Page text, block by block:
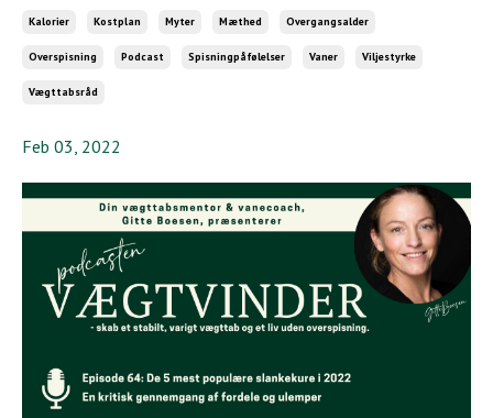
Kalorier Kostplan Myter Mæthed Overgangsalder
Overspisning Podcast Spisningpåfølelser Vaner Viljestyrke
Vægttabsråd
Feb 03, 2022